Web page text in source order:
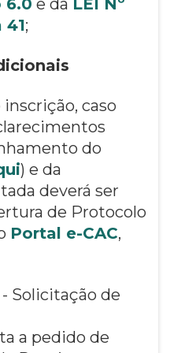
41;
caso
do
) e da
deverá ser
de Protocolo
Portal e-CAC,
Solicitação de
a pedido de